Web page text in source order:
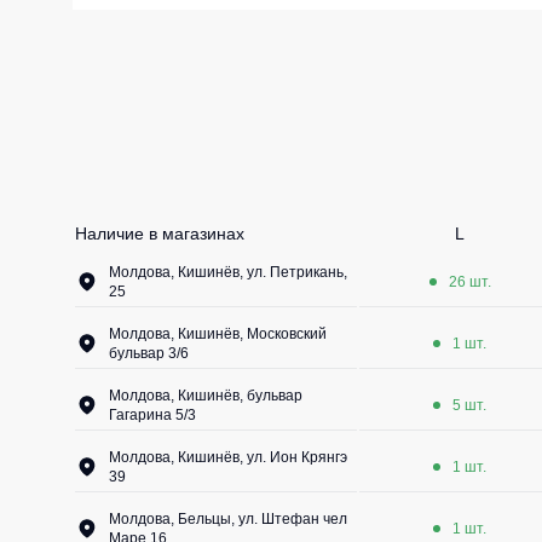
Наличие в магазинах L
Молдова, Кишинёв, ул. Петрикань,
25
26 шт.
Молдова, Кишинёв, Московский
бульвар 3/6
1 шт.
Молдова, Кишинёв, бульвар
Гагарина 5/3
5 шт.
Молдова, Кишинёв, ул. Ион Крянгэ
39
1 шт.
Молдова, Бельцы, ул. Штефан чел
Маре 16
1 шт.